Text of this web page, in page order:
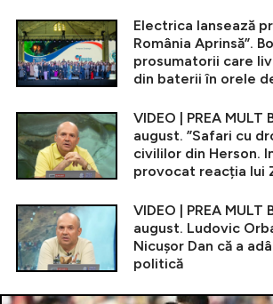
Electrica lansează
România Aprinsă”.
prosumatorii care
din baterii în orele
VIDEO | PREA MULT
august. ”Safari cu
civililor din Herson.
provocat reacția lui
VIDEO | PREA MULT
august. Ludovic
Nicușor Dan că a
politică